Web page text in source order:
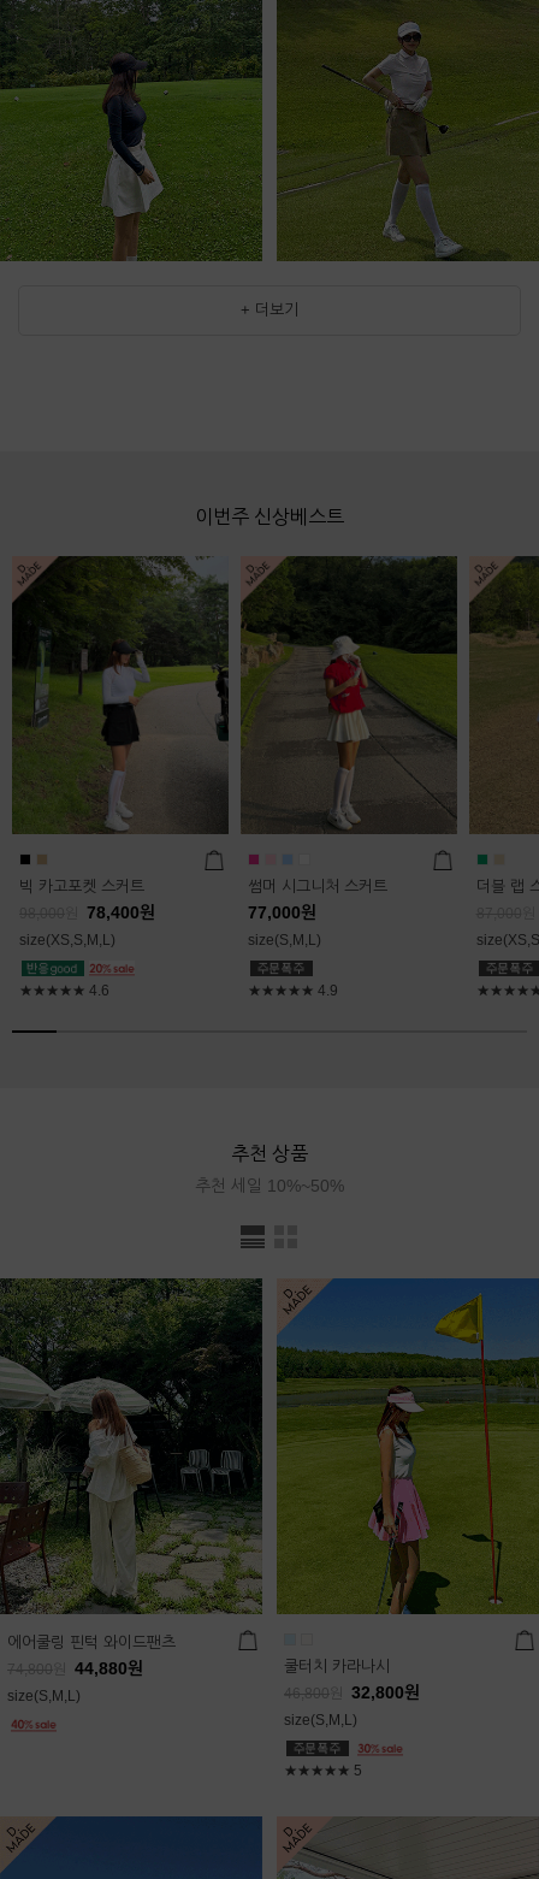
+ 더보기
이번주 신상베스트
빅 카고포켓 스커트
78,400원
size(XS,S,M,L)
★★★★★ 4.6
썸머 시그니처 스커트
77,000원
size(S,M,L)
★★★★★ 4.9
더블 랩
추천 상품
추천 세일 10%~50%
에어쿨링 핀턱 와이드팬츠
74,800 44,880원
size(S,M,L)
쿨터치 카라나시
46,800 32,800원
size(S,M,L)
★★★★★ 5